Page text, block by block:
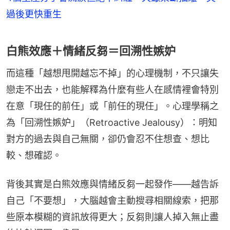
過後更快重生
白熊效應＋情緒反芻＝回溯性嫉妒
而這種「越想甩開越忘不掉」的心理機制，不只讓失
戀走不出去，也能解釋為什麼有些人在感情裡會特別
在意「現任的前任」或「前任的現任」。心理學稱之
為「回溯性嫉妒」（Retroactive Jealousy）：明知
對方的過去與自己無關，卻仍會忍不住想查、想比
較、想確認。
背後其實是白熊效應與情緒反芻一起發作——越告訴
自己「不要想」，大腦越會主動搜尋相關線索，把那
些原本模糊的資訊放得更大；反芻則讓人掉入無止盡